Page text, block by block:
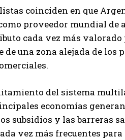
SUSCRIBIRME
coinciden en que
proveedor mundial
cada vez más
de una zona alejada de
del sistema
economías
subsidios y las
vez más frecuentes